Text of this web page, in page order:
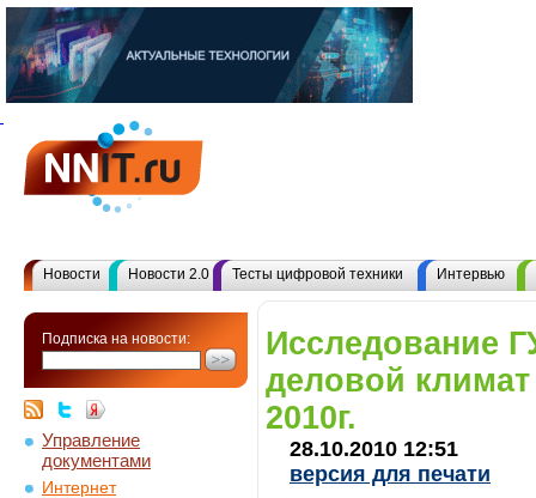
Новости Новости 2.0 Тесты цифровой техники Интервью
Подписка на новости:
Управление
документами
Интернет
Исследование
деловой
2010г.
28.10.2010 12:51
версия для печати